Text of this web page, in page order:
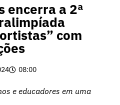
encerra a 2ª
com
08:00
e educadores em uma